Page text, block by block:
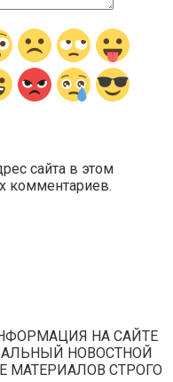
сайта в этом
комментариев.
НА САЙТЕ
НОВОСТНОЙ
МАТЕРИАЛОВ СТРОГО